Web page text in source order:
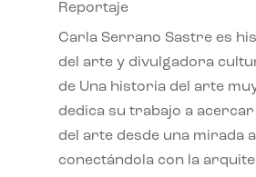
Reportaje
Carla Serrano Sastre es
del arte y divulgadora
de Una historia del arte
dedica su trabajo a
del arte desde una mirada
conectándola con la